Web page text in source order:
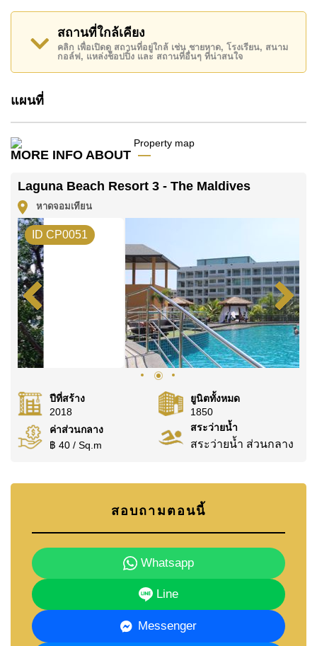
Maldives ได้แก่: เดินทางไปชายหาดได้ง่าย, ไกล้เคียงรถ
ประจำทาง , พัทยาปาร์ค, อันเดอร์วอเตอร์ เวิลด์ , ,
รพ.กรุงเทพจอมเทียน
อสังหาริมทรัพย์นี้มีไว้สำหรับขายในราคา ฿ 1,390,000
บาท คิดเป็น ฿ 51,481 บาทต่อตารางเมตร
ค้นพบโอกาสในการทำให้ที่อยู่อาศัยนี้เป็นบ้านในฝันของ
ติดต่อ Cornerstone Real Estate โทร +6638411250
หรือ อีเมล
info@cornerstone.co.th
WhatsApp ของสำนักงาน:
@cornerstonepattaya
สถานที่ใกล้เคียง
คลิก เพื่อเปิดดู สถานที่อยู่ใกล้ เช่น ชายหาด, โรงเรียน, สนาม
กอล์ฟ, แหล่งช็อปปิ้ง และ สถานที่อื่นๆ ที่น่าสนใจ
แผนที่
MORE INFO ABOUT
Laguna Beach Resort 3 - The Maldives
หาดจอมเทียน
ID CP0051
ปีที่สร้าง
2018
ยูนิตทั้งหมด
1850
ค่าส่วนกลาง
฿ 40 / Sq.m
สระว่ายน้ำ
สระว่ายน้ำ ส่วนกลาง
สอบถามตอนนี้
Whatsapp
Line
Messenger